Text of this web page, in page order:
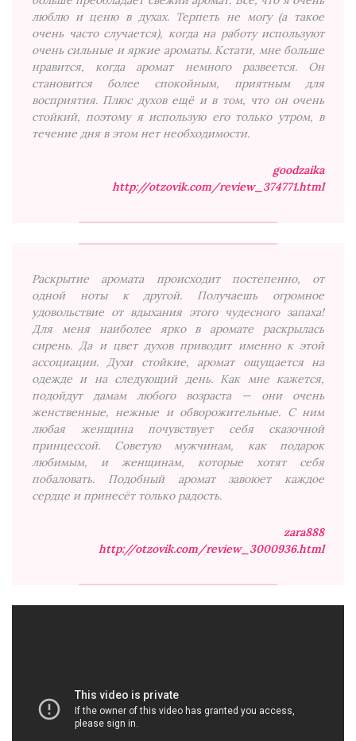
люблю и ценю в духах. Терпеть не могу (а такое
очень часто случается), когда на работу используют
очень сильные и яркие ароматы. Кстати, мне больше
нравится, когда аромат немного развеется. Он
становится более спокойным, приятным для
восприятия. Плюс духов ещё и в том, что он очень
стойкий, поэтому я использую его только утром, в
течение дня в этом нет необходимости.
goodzaika
http://otzovik.com/review_374771.html
Раскрытие аромата происходит постепенно, от
одной ноты к другой. Получаешь огромное
удовольствие от вдыхания этого чудесного запаха!
Для меня наиболее ярко в аромате раскрылась
сирень. Да и цвет духов приводит именно к этой
ассоциации. Духи стойкие, аромат ощущается на
одежде и на следующий день. Как мне кажется,
подойдут дамам любого возраста — они очень
женственные, нежные и обворожительные. С ним
любая женщина почувствует себя сказочной
принцессой. Советую мужчинам, как подарок
любимым, и женщинам, которые хотят себя
побаловать. Подобный аромат завоюет каждое
сердце и принесёт только радость.
zara888
http://otzovik.com/review_3000936.html